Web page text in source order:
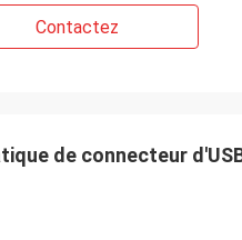
Contactez
de connecteur d'USB